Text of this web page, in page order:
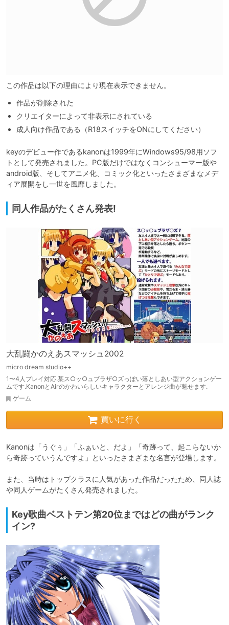
この作品は以下の理由により現在表示できません。
作品が削除された
クリエイターによって非表示にされている
成人向け作品である（R18スイッチをONにしてください）
keyのデビュー作であるkanonは1999年にWindows95/98用ソフ
トとして発売されました。PC版だけではなくコンシューマー版や
android版、そしてアニメ化、コミック化といったさまざまなメデ
ィア展開をし一世を風靡しました。
同人作品がたくさん発表!
大乱闘かのえあスマッシュ2002
micro dream studio++
1〜4人プレイ対応.某ス○ッ○ュブラザ○ズっぽい落としあい型アクションゲー
ムです.KanonとAirのかわいらしいキャラクターとアレンジ曲が魅せます.
ゲーム
買いに行く
Kanonは「うぐぅ」「ふぁいと、だよ」「奇跡って、起こらないか
ら奇跡っていうんですよ」といったさまざまな名言が登場します。
また、当時はトップクラスに人気があった作品だったため、同人誌
や同人ゲームがたくさん発売されました。
Key歌曲ベストテン第20位まではどの曲がランク
イン?